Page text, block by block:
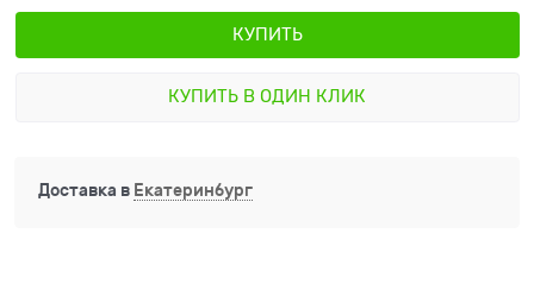
КУПИТЬ
КУПИТЬ В ОДИН КЛИК
Доставка в Екатеринбург